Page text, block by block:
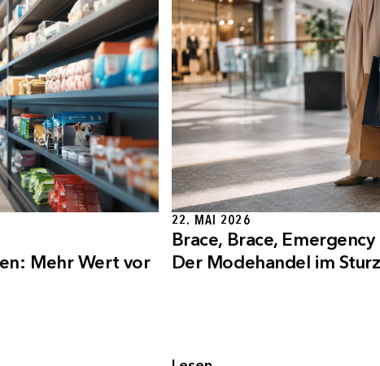
Mehr Wert vor
22. MAI 2026
Brace, Brace, Emergency
Der Modehandel im